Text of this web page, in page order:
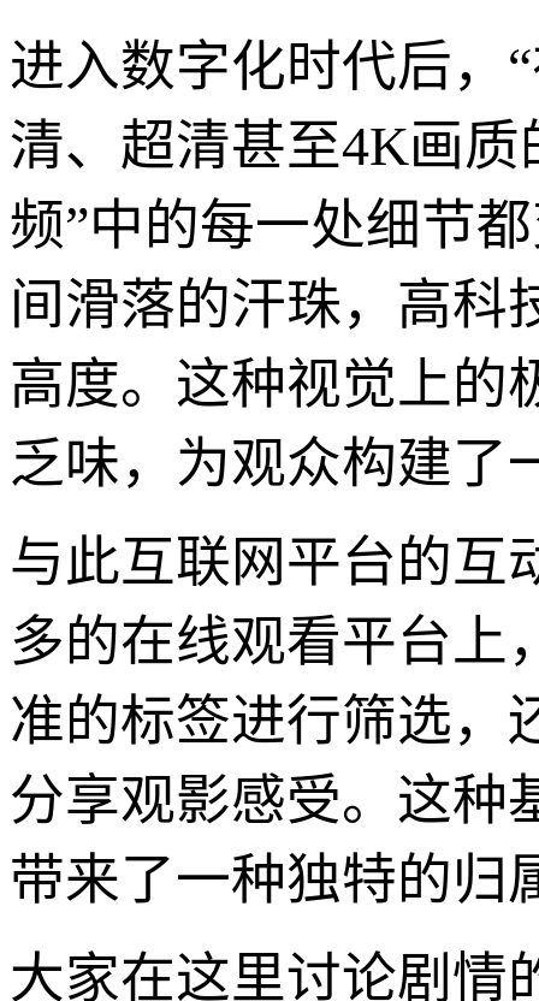
进入数字化时代后，
清、超清甚至4K画
频”中的每一处细节
间滑落的汗珠，高科
高度。这种视觉上的
乏味，为观众构建了
与此互联网平台的互
多的在线观看平台上
准的标签进行筛选，
分享观影感受。这种
带来了一种独特的归
大家在这里讨论剧情